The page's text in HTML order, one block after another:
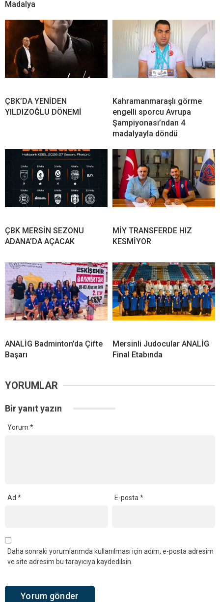
Madalya
ÇBK’DA YENİDEN
YILDIZOĞLU DÖNEMİ
Kahramanmaraşlı görme
engelli sporcu Avrupa
Şampiyonası’ndan 4
madalyayla döndü
ÇBK MERSİN SEZONU
ADANA’DA AÇACAK
MİY TRANSFERDE HIZ
KESMİYOR
ANALİG Badminton’da Çifte
Başarı
Mersinli Judocular ANALİG
Final Etabında
YORUMLAR
Bir yanıt yazın
Yorum *
Ad * E-posta*
Daha sonraki yorumlarımda kullanılması için adım, e-posta adresim
ve site adresim bu tarayıcıya kaydedilsin.